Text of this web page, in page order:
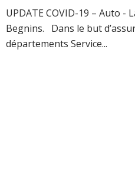
UPDATE COVID-19 – Auto -
Begnins. Dans le but
départements Service...